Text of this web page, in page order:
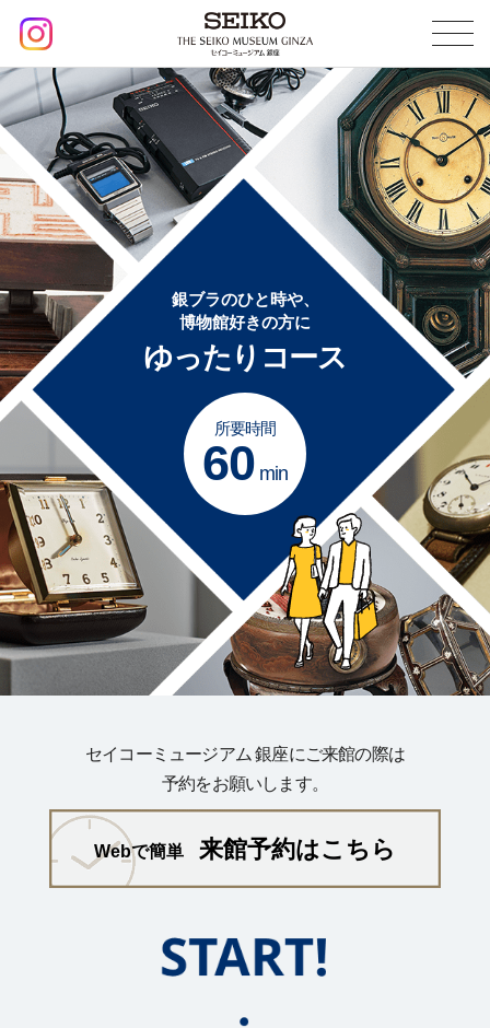
銀ブラのひと時や、
博物館好きの方に
ゆったりコース
所要時間
60 min
セイコーミュージアム 銀座にご来館の際は
予約をお願いします。
Webで簡単 来館予約はこちら